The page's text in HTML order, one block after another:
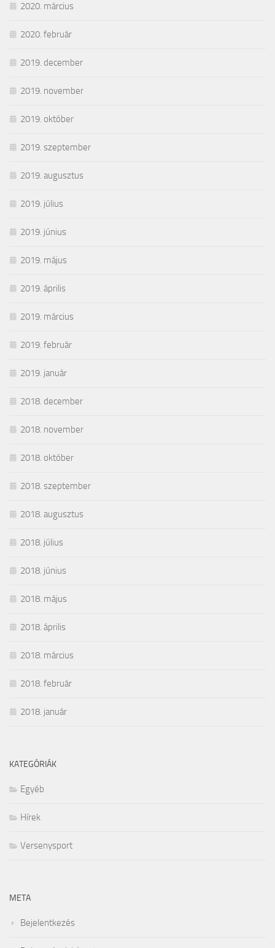
2020. március
2020. február
2019. december
2019. november
2019. október
2019. szeptember
2019. augusztus
2019. július
2019. június
2019. május
2019. április
2019. március
2019. február
2019. január
2018. december
2018. november
2018. október
2018. szeptember
2018. augusztus
2018. július
2018. június
2018. május
2018. április
2018. március
2018. február
2018. január
KATEGÓRIÁK
Egyéb
Hírek
Versenysport
META
Bejelentkezés